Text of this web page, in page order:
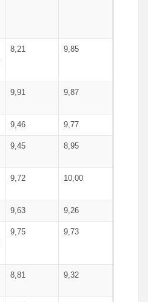
8,21 9,85
9,91 9,87
9,46 9,77
9,45 8,95
9,72 10,00
9,63 9,26
9,75 9,73
8,81 9,32